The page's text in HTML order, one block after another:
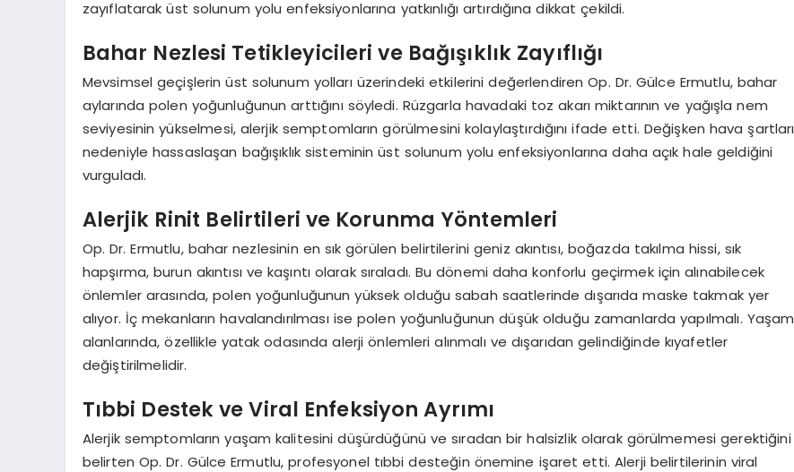
zayıflatarak üst solunum yolu enfeksiyonlarına yatkınlığı artırdığına dikkat çekildi.
Bahar Nezlesi Tetikleyicileri ve Bağışıklık Zayıflığı
Mevsimsel geçişlerin üst solunum yolları üzerindeki etkilerini değerlendiren Op. Dr. Gülce Ermutlu, bahar
aylarında polen yoğunluğunun arttığını söyledi. Rüzgarla havadaki toz akarı miktarının ve yağışla nem
seviyesinin yükselmesi, alerjik semptomların görülmesini kolaylaştırdığını ifade etti. Değişken hava şartları
nedeniyle hassaslaşan bağışıklık sisteminin üst solunum yolu enfeksiyonlarına daha açık hale geldiğini
vurguladı.
Alerjik Rinit Belirtileri ve Korunma Yöntemleri
Op. Dr. Ermutlu, bahar nezlesinin en sık görülen belirtilerini geniz akıntısı, boğazda takılma hissi, sık
hapşırma, burun akıntısı ve kaşıntı olarak sıraladı. Bu dönemi daha konforlu geçirmek için alınabilecek
önlemler arasında, polen yoğunluğunun yüksek olduğu sabah saatlerinde dışarıda maske takmak yer
alıyor. İç mekanların havalandırılması ise polen yoğunluğunun düşük olduğu zamanlarda yapılmalı. Yaşam
alanlarında, özellikle yatak odasında alerji önlemleri alınmalı ve dışarıdan gelindiğinde kıyafetler
değiştirilmelidir.
Tıbbi Destek ve Viral Enfeksiyon Ayrımı
Alerjik semptomların yaşam kalitesini düşürdüğünü ve sıradan bir halsizlik olarak görülmemesi gerektiğini
belirten Op. Dr. Gülce Ermutlu, profesyonel tıbbi desteğin önemine işaret etti. Alerji belirtilerinin viral